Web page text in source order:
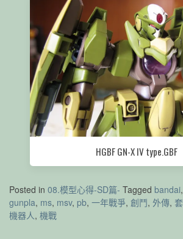
HGBF GN-X IV type.GBF
Posted in 08.模型心得-SD篇- Tagged bandai,
gunpla, ms, msv, pb, 一年戰爭, 創鬥, 外傳,
機器人, 機戰